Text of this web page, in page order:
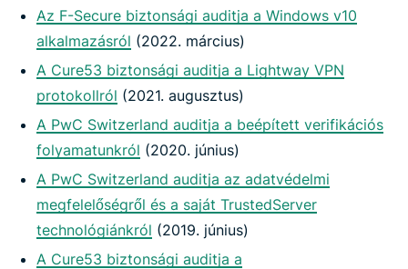
Az F-Secure biztonsági auditja a Windows v10
alkalmazásról (2022. március)
A Cure53 biztonsági auditja a Lightway VPN
protokollról (2021. augusztus)
A PwC Switzerland auditja a beépített verifikációs
folyamatunkról (2020. június)
A PwC Switzerland auditja az adatvédelmi
megfelelőségről és a saját TrustedServer
technológiánkról (2019. június)
A Cure53 biztonsági auditja a